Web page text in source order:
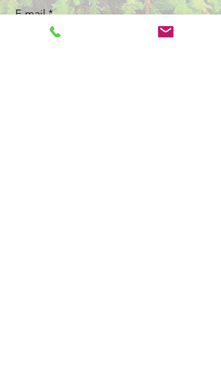
E-mail